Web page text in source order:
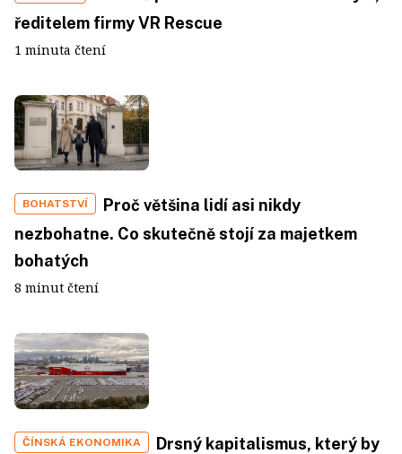
ředitelem firmy VR Rescue
1 minuta čtení
BOHATSTVÍ
Proč většina lidí asi nikdy
nezbohatne. Co skutečně stojí za majetkem
bohatých
8 minut čtení
ČÍNSKÁ EKONOMIKA
Drsný kapitalismus, který by